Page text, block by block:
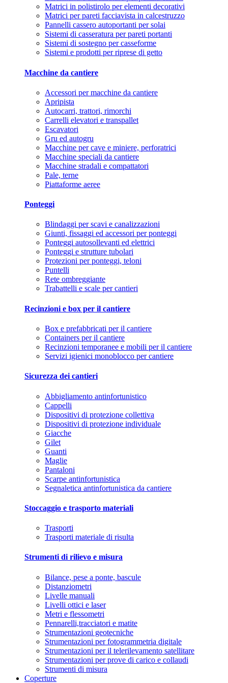
Matrici in polistirolo per elementi decorativi
Matrici per pareti facciavista in calcestruzzo
Pannelli cassero autoportanti per solai
Sistemi di casseratura per pareti portanti
Sistemi di sostegno per casseforme
Sistemi e prodotti per riprese di getto
Macchine da cantiere
Accessori per macchine da cantiere
Apripista
Autocarri, trattori, rimorchi
Carrelli elevatori e transpallet
Escavatori
Gru ed autogru
Macchine per cave e miniere, perforatrici
Macchine speciali da cantiere
Macchine stradali e compattatori
Pale, terne
Piattaforme aeree
Ponteggi
Blindaggi per scavi e canalizzazioni
Giunti, fissaggi ed accessori per ponteggi
Ponteggi autosollevanti ed elettrici
Ponteggi e strutture tubolari
Protezioni per ponteggi, teloni
Puntelli
Rete ombreggiante
Trabattelli e scale per cantieri
Recinzioni e box per il cantiere
Box e prefabbricati per il cantiere
Containers per il cantiere
Recinzioni temporanee e mobili per il cantiere
Servizi igienici monoblocco per cantiere
Sicurezza dei cantieri
Abbigliamento antinfortunistico
Cappelli
Dispositivi di protezione collettiva
Dispositivi di protezione individuale
Giacche
Gilet
Guanti
Maglie
Pantaloni
Scarpe antinfortunistica
Segnaletica antinfortunistica da cantiere
Stoccaggio e trasporto materiali
Trasporti
Trasporti materiale di risulta
Strumenti di rilievo e misura
Bilance, pese a ponte, bascule
Distanziometri
Livelle manuali
Livelli ottici e laser
Metri e flessometri
Pennarelli,tracciatori e matite
Strumentazioni geotecniche
Strumentazioni per fotogrammetria digitale
Strumentazioni per il telerilevamento satellitare
Strumentazioni per prove di carico e collaudi
Strumenti di misura
Coperture